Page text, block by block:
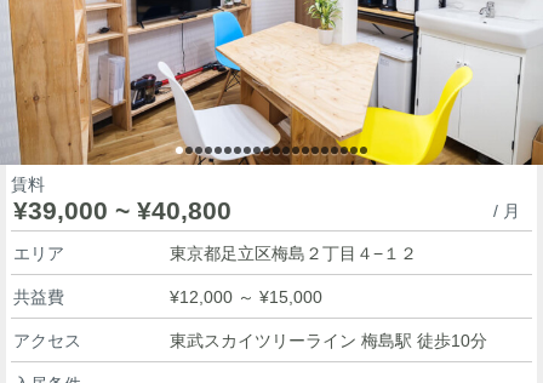
賃料
¥39,000 ~ ¥40,800 / 月
エリア 東京都足立区梅島２丁目４−１２
共益費 ¥12,000 ～ ¥15,000
アクセス 東武スカイツリーライン 梅島駅 徒歩10分